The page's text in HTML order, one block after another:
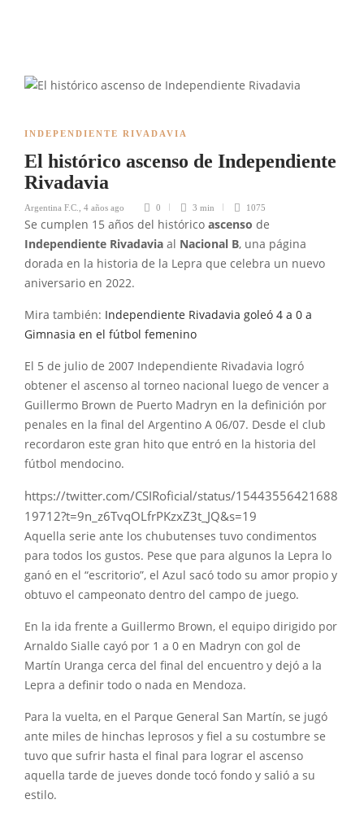
INDEPENDIENTE RIVADAVIA
El histórico ascenso de Independiente
Rivadavia
Argentina F.C. 4 años ago 0 3 min 1075
Se cumplen 15 años del histórico ascenso de
Independiente Rivadavia al Nacional B, una página
dorada en la historia de la Lepra que celebra un nuevo
aniversario en 2022.
Mira también: Independiente Rivadavia goleó 4 a 0 a
Gimnasia en el fútbol femenino
El 5 de julio de 2007 Independiente Rivadavia logró
obtener el ascenso al torneo nacional luego de vencer a
Guillermo Brown de Puerto Madryn en la definición por
penales en la final del Argentino A 06/07. Desde el club
recordaron este gran hito que entró en la historia del
fútbol mendocino.
https://twitter.com/CSIRoficial/status/15443556421688
19712?t=9n_z6TvqOLfrPKzxZ3t_JQ&s=19
Aquella serie ante los chubutenses tuvo condimentos
para todos los gustos. Pese que para algunos la Lepra lo
ganó en el “escritorio”, el Azul sacó todo su amor propio y
obtuvo el campeonato dentro del campo de juego.
En la ida frente a Guillermo Brown, el equipo dirigido por
Arnaldo Sialle cayó por 1 a 0 en Madryn con gol de
Martín Uranga cerca del final del encuentro y dejó a la
Lepra a definir todo o nada en Mendoza.
Para la vuelta, en el Parque General San Martín, se jugó
ante miles de hinchas leprosos y fiel a su costumbre se
tuvo que sufrir hasta el final para lograr el ascenso
aquella tarde de jueves donde tocó fondo y salió a su
estilo.